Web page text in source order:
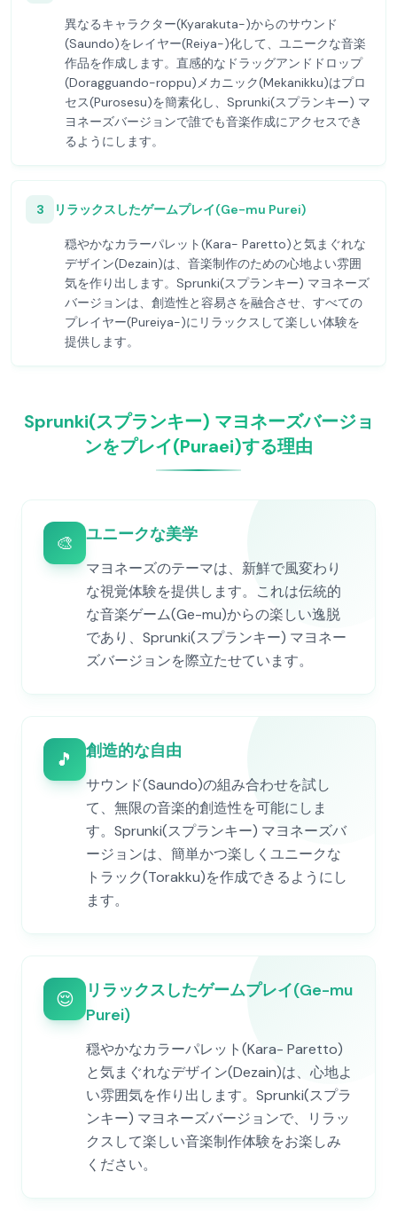
異なるキャラクター(Kyarakuta-)からのサウンド
(Saundo)をレイヤー(Reiya-)化して、ユニークな音楽
作品を作成します。直感的なドラッグアンドドロップ
(Doragguando-roppu)メカニック(Mekanikku)はプロ
セス(Purosesu)を簡素化し、Sprunki(スプランキー) マ
ヨネーズバージョンで誰でも音楽作成にアクセスでき
るようにします。
3 リラックスしたゲームプレイ(Ge-mu Purei)
穏やかなカラーパレット(Kara- Paretto)と気まぐれな
デザイン(Dezain)は、音楽制作のための心地よい雰囲
気を作り出します。Sprunki(スプランキー) マヨネーズ
バージョンは、創造性と容易さを融合させ、すべての
プレイヤー(Pureiya-)にリラックスして楽しい体験を
提供します。
Sprunki(スプランキー) マヨネーズバージョ
ンをプレイ(Puraei)する理由
🎨 ユニークな美学
マヨネーズのテーマは、新鮮で風変わり
な視覚体験を提供します。これは伝統的
な音楽ゲーム(Ge-mu)からの楽しい逸脱
であり、Sprunki(スプランキー) マヨネー
ズバージョンを際立たせています。
🎵 創造的な自由
サウンド(Saundo)の組み合わせを試し
て、無限の音楽的創造性を可能にしま
す。Sprunki(スプランキー) マヨネーズバ
ージョンは、簡単かつ楽しくユニークな
トラック(Torakku)を作成できるようにし
ます。
😌
リラックスしたゲームプレイ(Ge-mu
Purei)
穏やかなカラーパレット(Kara- Paretto)
と気まぐれなデザイン(Dezain)は、心地よ
い雰囲気を作り出します。Sprunki(スプラ
ンキー) マヨネーズバージョンで、リラッ
クスして楽しい音楽制作体験をお楽しみ
ください。